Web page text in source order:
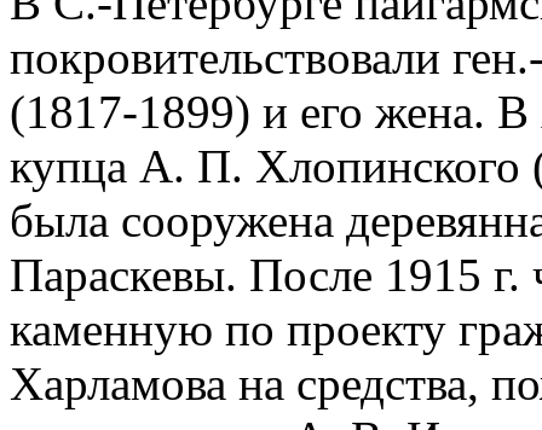
покровительствовали
(1817-1899) и его жена. В
купца А. П. Хлопинского
была сооружена
Параскевы. После 1915 г.
каменную по проекту
Харламова на средства,